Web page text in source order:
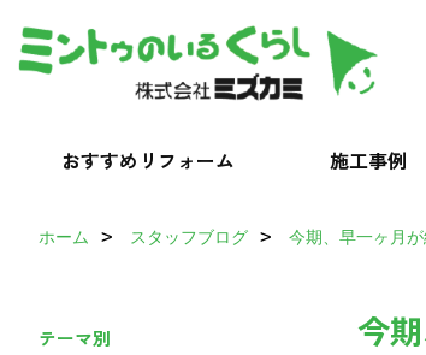
おすすめリフォーム 施工事例
ホーム スタッフブログ 今期、早一ヶ月
今
テーマ別